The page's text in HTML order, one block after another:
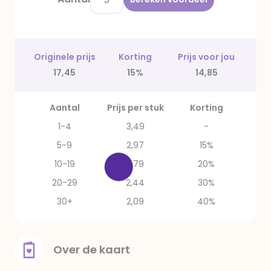
Originele prijs Korting
Prijs voor jou
17,45
15% 14,85
Aantal Prijs per stuk
Korting
1-4
3,49
-
5-9
2,97
15%
10-19
2,79
20%
20-29
2,44
30%
30+
2,09 40%
Over de kaart